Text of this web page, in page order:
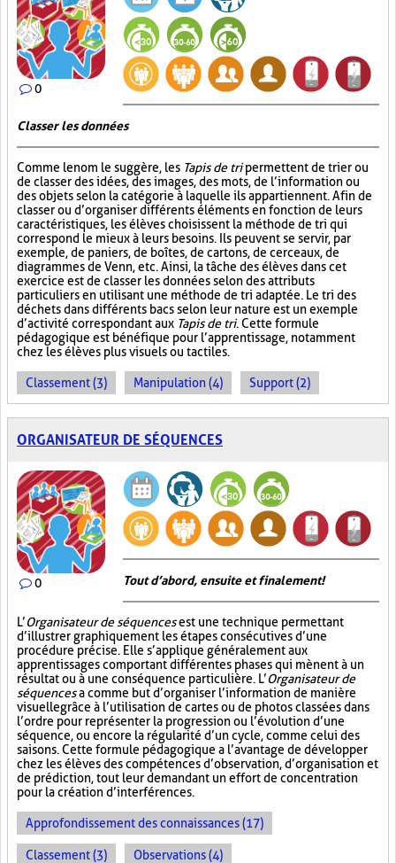
0
Classer les données
Comme le nom le suggère, les Tapis de tripermettent de trier ou
de classer des idées, des images, des mots, de l’information ou
des objets selon la catégorie à laquelle ils appartiennent. Afin de
classer ou d’organiser différents éléments en fonction de leurs
caractéristiques, les élèves choisissent la méthode de tri qui
correspond le mieux à leurs besoins. Ils peuvent se servir, par
exemple, de paniers, de boîtes, de cartons, de cerceaux, de
diagrammes de Venn, etc. Ainsi, la tâche des élèves dans cet
exercice est de classer les données selon des attributs
particuliers en utilisant une méthode de tri adaptée. Le tri des
déchets dans différents bacs selon leur nature est un exemple
d’activité correspondant aux Tapis de tri. Cette formule
pédagogique est bénéfique pour l’apprentissage, notamment
chez les élèves plus visuels ou tactiles.
Classement (3) Manipulation (4) Support (2)
ORGANISATEUR DE SÉQUENCES
0 Tout d’abord, ensuite et finalement!
L’Organisateur de séquencesest une technique permettant
d’illustrer graphiquement les étapes consécutives d’une
procédure précise. Elle s’applique généralement aux
apprentissages comportant différentes phases qui mènent à un
résultat ou à une conséquence particulière. L’Organisateur de
séquencesa comme but d’organiser l’information de manière
visuellegrâce à l’utilisation de cartes ou de photos classées dans
l’ordre pour représenter la progression ou l’évolution d’une
séquence, ou encore la régularité d’un cycle, comme celui des
saisons. Cette formule pédagogique a l’avantage de développer
chez les élèves des compétences d’observation, d’organisation et
de prédiction, tout leur demandant un effort de concentration
pour la création d’interférences.
Approfondissement des connaissances (17)
Classement (3) Observations (4)